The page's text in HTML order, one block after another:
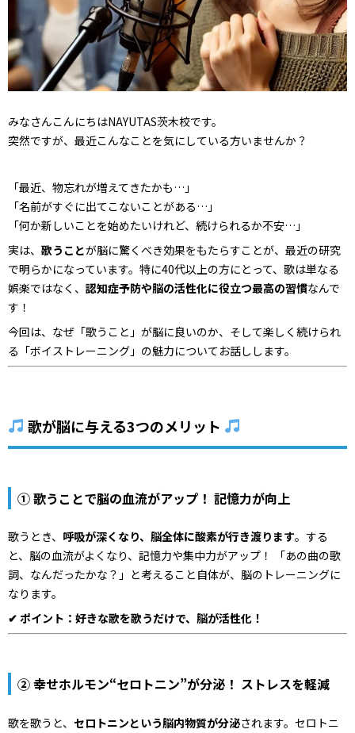
みなさんこんにちはNAYUTAS茨木校です。
突然ですが、最近こんなことを気にしている方いませんか？
「最近、物忘れが増えてきたかも…」
「名前がすぐに出てこないことがある…」
「何か新しいことを始めたいけれど、続けられるか不安…」
実は、 歌うことが脳に驚くべき効果をもたらすことが、最近の研究
で明らかになっています。特に40代以上の方にとって、歌は単なる
娯楽ではなく、 認知症予防や脳の活性化に役立つ最高の習慣なんで
す！
今回は、なぜ「歌うこと」が脳に良いのか、そして楽しく続けられ
る「ボイストレーニング」の魅力についてお話しします。
歌が脳に与える3つのメリット
① 歌うことで脳の血流がアップ！ 記憶力が向上
歌うとき、 呼吸が深くなり、脳全体に酸素が行き渡ります。する
と、脳の血流がよくなり、記憶力や集中力がアップ！ 「あの曲の歌
詞、なんだったかな？」と考えること自体が、脳のトレーニングに
なります。
✔ ポイント：好きな歌を歌うだけで、脳が活性化！
② 幸せホルモン“セロトニン”が分泌！ ストレスを軽減
歌を歌うと、 セロトニンという脳内物質が分泌されます。セロトニ